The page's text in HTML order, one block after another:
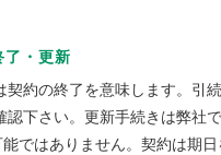
・更新
契約の終了を意味します。引
認下さい。更新手続きは弊社
ではありません。契約は期